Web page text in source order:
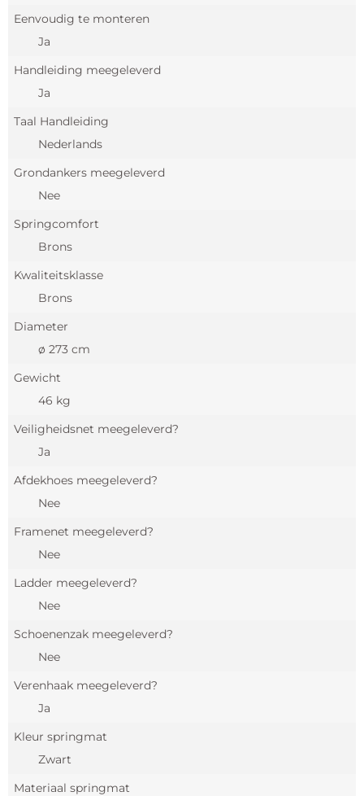
Eenvoudig te monteren
Ja
Handleiding meegeleverd
Ja
Taal Handleiding
Nederlands
Grondankers meegeleverd
Nee
Springcomfort
Brons
Kwaliteitsklasse
Brons
Diameter
ø 273 cm
Gewicht
46 kg
Veiligheidsnet meegeleverd?
Ja
Afdekhoes meegeleverd?
Nee
Framenet meegeleverd?
Nee
Ladder meegeleverd?
Nee
Schoenenzak meegeleverd?
Nee
Verenhaak meegeleverd?
Ja
Kleur springmat
Zwart
Materiaal springmat